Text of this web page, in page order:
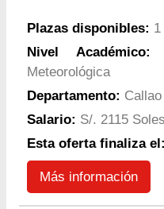
Plazas disponibles: 1
Nivel Académico:
Meteorológica
Departamento: Callao
Salario: S/. 2115 Soles
Esta oferta finaliza el:
Más información